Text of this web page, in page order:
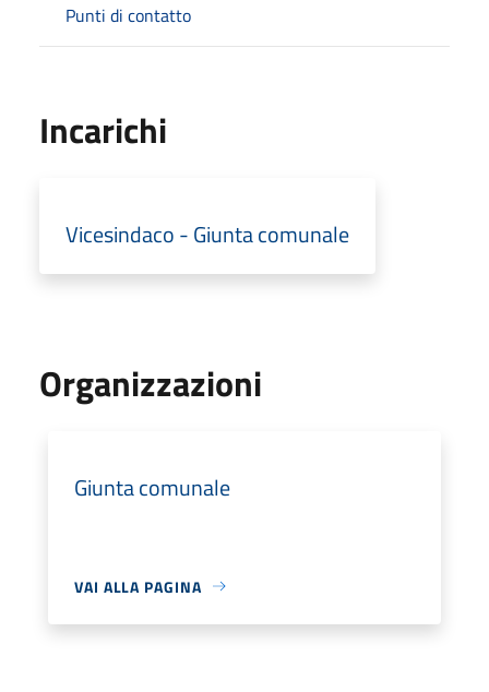
Punti di contatto
Incarichi
Vicesindaco - Giunta comunale
Organizzazioni
Giunta comunale
VAI ALLA PAGINA